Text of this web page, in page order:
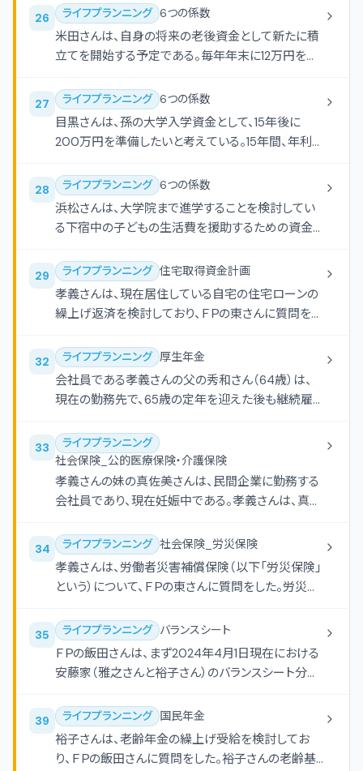
の空欄（ア）-（ウ）にあてはまる語句の組み合わせと
して、最も適切なものはどれか。なお、住宅ローン契
約者は団体信用生命保険に加入するものとし、住宅
の適用を受けるための要件はすべて満たしているも
のとする。
26 ライフプランニング 6つの係数
米田さんは、自身の将来の老後資金として新たに積
立てを開始する予定である。毎年年末に12万円を積
ながら積み立てた場合、25年後の合計額はいくらに
なるか。 円
27 ライフプランニング 6つの係数
目黒さんは、孫の大学入学資金として、15年後に
200万円を準備したいと考えている。15年間、年利
ばよいか。 円
28 ライフプランニング 6つの係数
浜松さんは、大学院まで進学することを検討してい
る下宿中の子どもの生活費を援助するための資金と
る。受取期間を6年間とし、年利1.0％で複利運用する
場合、受取り開始年の初めにいくらの資金があれば
よいか。 円
29 ライフプランニング 住宅取得資金計画
孝義さんは、現在居住している自宅の住宅ローンの
繰上げ返済を検討しており、ＦＰの東さんに質問をし
円以内で期間短縮型の繰上げ返済をする場合、この
繰上げ返済により短縮される返済期間として、正し
いものはどれか。なお、計算に当たっては、下記＜資
範囲での最大額とすること。また、繰上げ返済に伴う
手数料等は考慮しないものとする。
32 ライフプランニング 厚生年金
会社員である孝義さんの父の秀和さん（64歳）は、
現在の勤務先で、65歳の定年を迎えた後も継続雇
まで働き続ける場合の在職老齢年金について、ＦＰ
の東さんに質問をした。下記＜資料＞に基づく条件
で支給調整された老齢厚生年金の受給額（月額）と
して、正しいものはどれか。
33
ライフプランニング
社会保険_公的医療保険・介護保険
孝義さんの妹の真佐美さんは、民間企業に勤務する
会社員であり、現在妊娠中である。孝義さんは、真佐
受けることができる出産手当金について、ＦＰの東さ
んに質問をした。出産手当金に関する次の記述の空
欄（ア）-（ウ）にあてはまる語句の組み合わせとし
会社に就職してから継続して全国健康保険協会管
掌健康保険（協会けんぽ）の被保険者であるものと
する。また、問題作成の都合上、一部を「＊＊＊」とし
てある。
34 ライフプランニング 社会保険_労災保険
孝義さんは、労働者災害補償保険（以下「労災保険」
という）について、ＦＰの東さんに質問をした。労災保
切なものには○、不適切なものには×を解答欄に記
入しなさい。 （ア）労災保険が適用される労働者に
は、アルバイトおよびパートタイマーは含まれるが、
付には、脳血管疾患や心臓疾患の発症の予防等を
目的とする二次健康診断等給付がある。 （ウ）休業
補償給付は、労働者が業務上の負傷または疾病に
よる療養のため、労働することができず、賃金を受け
35 ライフプランニング バランスシート
ＦＰの飯田さんは、まず2024年4月1日現在における
安藤家（雅之さんと裕子さん）のバランスシート分析
値を計算しなさい。
39 ライフプランニング 国民年金
裕子さんは、老齢年金の繰上げ受給を検討してお
り、ＦＰの飯田さんに質問をした。裕子さんの老齢基